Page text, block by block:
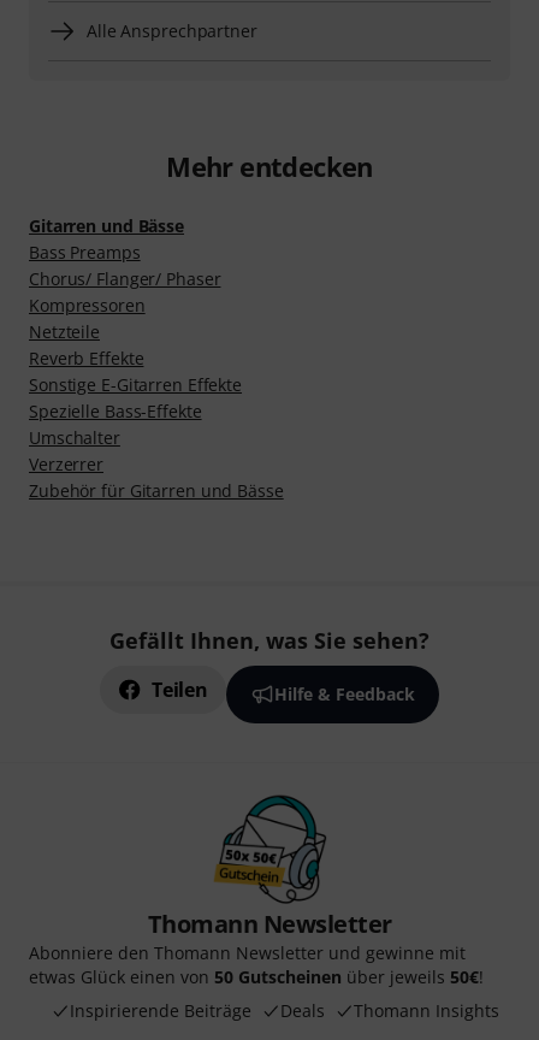
Alle Ansprechpartner
Mehr entdecken
Gitarren und Bässe
Bass Preamps
Chorus/ Flanger/ Phaser
Kompressoren
Netzteile
Reverb Effekte
Sonstige E-Gitarren Effekte
Spezielle Bass-Effekte
Umschalter
Verzerrer
Zubehör für Gitarren und Bässe
Gefällt Ihnen, was Sie sehen?
Teilen Hilfe & Feedback
Thomann Newsletter
Abonniere den Thomann Newsletter und gewinne mit
etwas Glück einen von 50 Gutscheinen über jeweils 50€!
Inspirierende Beiträge
Deals Thomann Insights